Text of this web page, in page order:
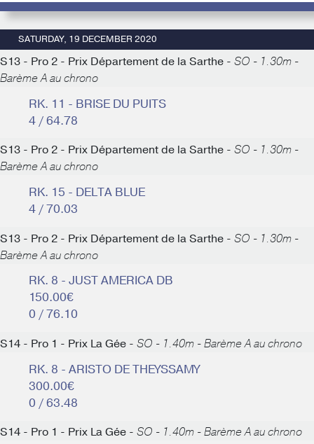
SATURDAY, 19 DECEMBER 2020
S13 - Pro 2 - Prix Département de la Sarthe - SO - 1.30m -
Barème A au chrono
RK. 11 - BRISE DU PUITS
4 / 64.78
S13 - Pro 2 - Prix Département de la Sarthe - SO - 1.30m -
Barème A au chrono
RK. 15 - DELTA BLUE
4 / 70.03
S13 - Pro 2 - Prix Département de la Sarthe - SO - 1.30m -
Barème A au chrono
RK. 8 - JUST AMERICA DB
150.00€
0 / 76.10
S14 - Pro 1 - Prix La Gée - SO - 1.40m - Barème A au chrono
RK. 8 - ARISTO DE THEYSSAMY
300.00€
0 / 63.48
S14 - Pro 1 - Prix La Gée - SO - 1.40m - Barème A au chrono